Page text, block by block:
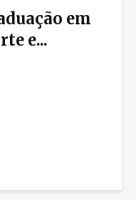
em
e...